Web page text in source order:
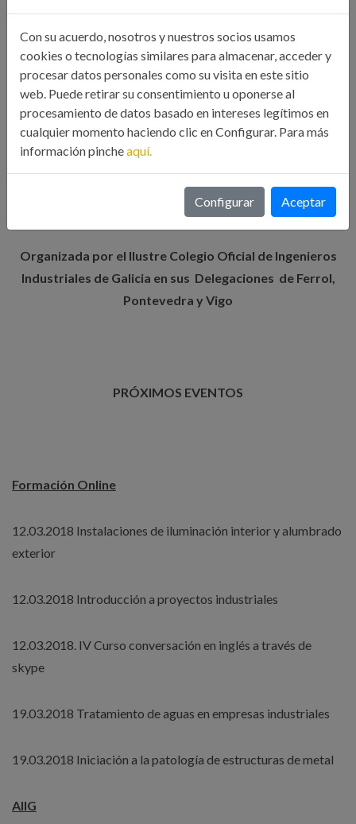
comunicar la baja antes de la celebración de la Jornada.
Para más información sobre esta Jornada y otros eventos,
consultar la página Web del Colegio
Organizada por el Ilustre Colegio Oficial de Ingenieros
Industriales de Galicia en sus Delegaciones de Ferrol,
Pontevedra y Vigo
PRÓXIMOS EVENTOS
Formación Online
12.03.2018 Instalaciones de iluminación interior y alumbrado
exterior
12.03.2018 Introducción a proyectos industriales
12.03.2018. IV Curso conversación en inglés a través de
skype
19.03.2018 Tratamiento de aguas en empresas industriales
19.03.2018 Iniciación a la patología de estructuras de metal
AIIG
Con su acuerdo, nosotros y nuestros socios usamos
cookies o tecnologías similares para almacenar, acceder y
procesar datos personales como su visita en este sitio
web. Puede retirar su consentimiento u oponerse al
procesamiento de datos basado en intereses legítimos en
cualquier momento haciendo clic en Configurar. Para más
información pincheaquí.
Configurar Aceptar